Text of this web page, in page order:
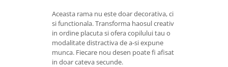
Aceasta rama nu este doar decorativa, ci
si functionala. Transforma haosul creativ
in ordine placuta si ofera copilului tau o
modalitate distractiva de a-si expune
munca. Fiecare nou desen poate fi afisat
in doar cateva secunde.